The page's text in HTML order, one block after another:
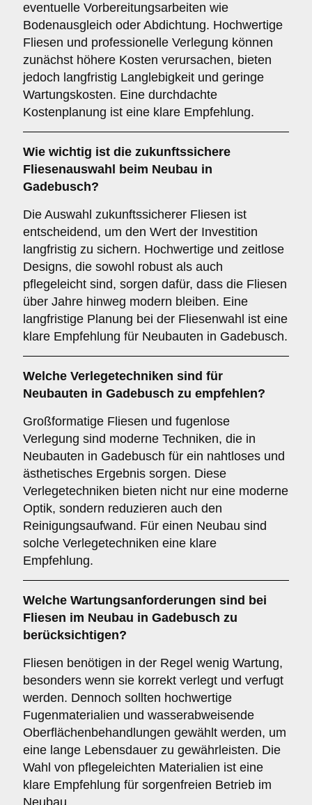
eventuelle Vorbereitungsarbeiten wie
Bodenausgleich oder Abdichtung. Hochwertige
Fliesen und professionelle Verlegung können
zunächst höhere Kosten verursachen, bieten
jedoch langfristig Langlebigkeit und geringe
Wartungskosten. Eine durchdachte
Kostenplanung ist eine klare Empfehlung.
Wie wichtig ist die zukunftssichere
Fliesenauswahl beim Neubau in
Gadebusch?
Die Auswahl zukunftssicherer Fliesen ist
entscheidend, um den Wert der Investition
langfristig zu sichern. Hochwertige und zeitlose
Designs, die sowohl robust als auch
pflegeleicht sind, sorgen dafür, dass die Fliesen
über Jahre hinweg modern bleiben. Eine
langfristige Planung bei der Fliesenwahl ist eine
klare Empfehlung für Neubauten in Gadebusch.
Welche Verlegetechniken sind für
Neubauten in Gadebusch zu empfehlen?
Großformatige Fliesen und fugenlose
Verlegung sind moderne Techniken, die in
Neubauten in Gadebusch für ein nahtloses und
ästhetisches Ergebnis sorgen. Diese
Verlegetechniken bieten nicht nur eine moderne
Optik, sondern reduzieren auch den
Reinigungsaufwand. Für einen Neubau sind
solche Verlegetechniken eine klare
Empfehlung.
Welche Wartungsanforderungen sind bei
Fliesen im Neubau in Gadebusch zu
berücksichtigen?
Fliesen benötigen in der Regel wenig Wartung,
besonders wenn sie korrekt verlegt und verfugt
werden. Dennoch sollten hochwertige
Fugenmaterialien und wasserabweisende
Oberflächenbehandlungen gewählt werden, um
eine lange Lebensdauer zu gewährleisten. Die
Wahl von pflegeleichten Materialien ist eine
klare Empfehlung für sorgenfreien Betrieb im
Neubau.